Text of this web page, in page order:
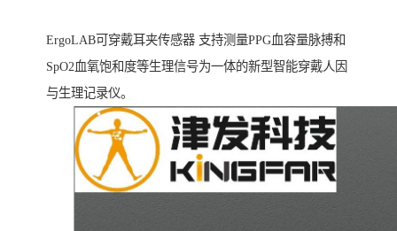
ErgoLAB可穿戴耳夹传感器 支持测量PPG血容量脉搏和
SpO2血氧饱和度等生理信号为一体的新型智能穿戴人因
与生理记录仪。